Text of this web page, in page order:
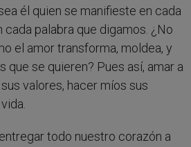
él quien se manifieste en cada
palabra que digamos. ¿No
el amor transforma, moldea, y
que se quieren? Pues así, amar a
valores, hacer míos sus
todo nuestro corazón a